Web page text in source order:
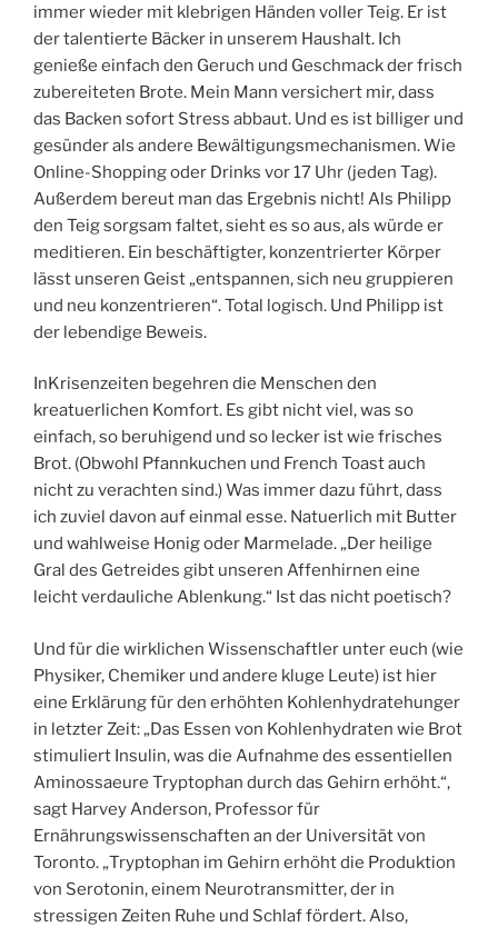
immer wieder mit klebrigen Händen voller Teig. Er ist
der talentierte Bäcker in unserem Haushalt. Ich
genieße einfach den Geruch und Geschmack der frisch
zubereiteten Brote. Mein Mann versichert mir, dass
das Backen sofort Stress abbaut. Und es ist billiger und
gesünder als andere Bewältigungsmechanismen. Wie
Online-Shopping oder Drinks vor 17 Uhr (jeden Tag).
Außerdem bereut man das Ergebnis nicht! Als Philipp
den Teig sorgsam faltet, sieht es so aus, als würde er
meditieren. Ein beschäftigter, konzentrierter Körper
lässt unseren Geist „entspannen, sich neu gruppieren
und neu konzentrieren“. Total logisch. Und Philipp ist
der lebendige Beweis.
InKrisenzeiten begehren die Menschen den
kreatuerlichen Komfort. Es gibt nicht viel, was so
einfach, so beruhigend und so lecker ist wie frisches
Brot. (Obwohl Pfannkuchen und French Toast auch
nicht zu verachten sind.) Was immer dazu führt, dass
ich zuviel davon auf einmal esse. Natuerlich mit Butter
und wahlweise Honig oder Marmelade. „Der heilige
Gral des Getreides gibt unseren Affenhirnen eine
leicht verdauliche Ablenkung.“ Ist das nicht poetisch?
Und für die wirklichen Wissenschaftler unter euch (wie
Physiker, Chemiker und andere kluge Leute) ist hier
eine Erklärung für den erhöhten Kohlenhydratehunger
in letzter Zeit: „Das Essen von Kohlenhydraten wie Brot
stimuliert Insulin, was die Aufnahme des essentiellen
Aminossaeure Tryptophan durch das Gehirn erhöht.“,
sagt Harvey Anderson, Professor für
Ernährungswissenschaften an der Universität von
Toronto. „Tryptophan im Gehirn erhöht die Produktion
von Serotonin, einem Neurotransmitter, der in
stressigen Zeiten Ruhe und Schlaf fördert. Also,